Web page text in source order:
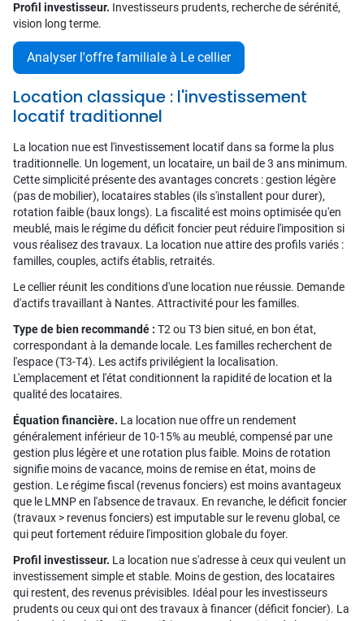
Profil investisseur. Investisseurs prudents, recherche de sérénité,
vision long terme.
Analyser l'offre familiale à Le cellier
Location classique : l'investissement
locatif traditionnel
La location nue est l'investissement locatif dans sa forme la plus
traditionnelle. Un logement, un locataire, un bail de 3 ans minimum.
Cette simplicité présente des avantages concrets : gestion légère
(pas de mobilier), locataires stables (ils s'installent pour durer),
rotation faible (baux longs). La fiscalité est moins optimisée qu'en
meublé, mais le régime du déficit foncier peut réduire l'imposition si
vous réalisez des travaux. La location nue attire des profils variés :
familles, couples, actifs établis, retraités.
Le cellier réunit les conditions d'une location nue réussie. Demande
d'actifs travaillant à Nantes. Attractivité pour les familles.
Type de bien recommandé : T2 ou T3 bien situé, en bon état,
correspondant à la demande locale. Les familles recherchent de
l'espace (T3-T4). Les actifs privilégient la localisation.
L'emplacement et l'état conditionnent la rapidité de location et la
qualité des locataires.
Équation financière. La location nue offre un rendement
généralement inférieur de 10-15% au meublé, compensé par une
gestion plus légère et une rotation plus faible. Moins de rotation
signifie moins de vacance, moins de remise en état, moins de
gestion. Le régime fiscal (revenus fonciers) est moins avantageux
que le LMNP en l'absence de travaux. En revanche, le déficit foncier
(travaux > revenus fonciers) est imputable sur le revenu global, ce
qui peut fortement réduire l'imposition globale du foyer.
Profil investisseur. La location nue s'adresse à ceux qui veulent un
investissement simple et stable. Moins de gestion, des locataires
qui restent, des revenus prévisibles. Idéal pour les investisseurs
prudents ou ceux qui ont des travaux à financer (déficit foncier). La